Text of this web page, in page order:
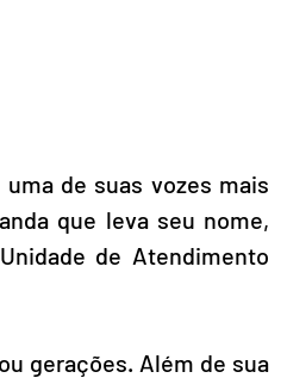
de suas vozes mais
que leva seu nome,
de Atendimento
gerações. Além de sua